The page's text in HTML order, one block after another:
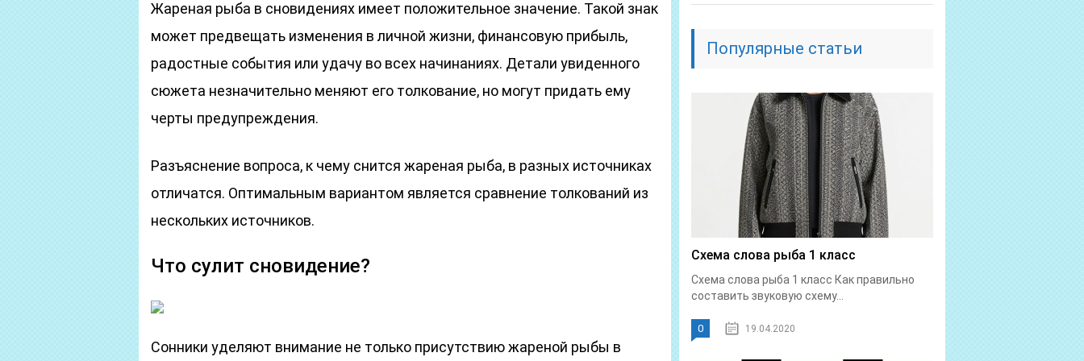
Жареная рыба в сновидениях имеет положительное значение. Такой знак
может предвещать изменения в личной жизни, финансовую прибыль,
радостные события или удачу во всех начинаниях. Детали увиденного
сюжета незначительно меняют его толкование, но могут придать ему
черты предупреждения.
Разъяснение вопроса, к чему снится жареная рыба, в разных источниках
отличатся. Оптимальным вариантом является сравнение толкований из
нескольких источников.
Что сулит сновидение?
Сонники уделяют внимание не только присутствию жареной рыбы в
Популярные статьи
Схема слова рыба 1 класс
Схема слова рыба 1 класс Как правильно
составить звуковую схему...
0 19.04.2020